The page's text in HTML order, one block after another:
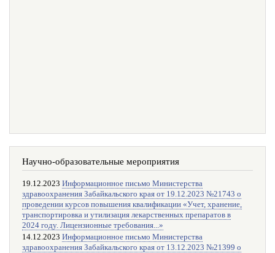
Научно-образовательные мероприятия
19.12.2023 Информационное письмо Министерства
здравоохранения Забайкальского края от 19.12.2023 №21743 о
проведении курсов повышения квалификации «Учет, хранение,
транспортировка и утилизация лекарственных препаратов в
2024 году. Лицензионные требования...»
14.12.2023 Информационное письмо Министерства
здравоохранения Забайкальского края от 13.12.2023 №21399 о